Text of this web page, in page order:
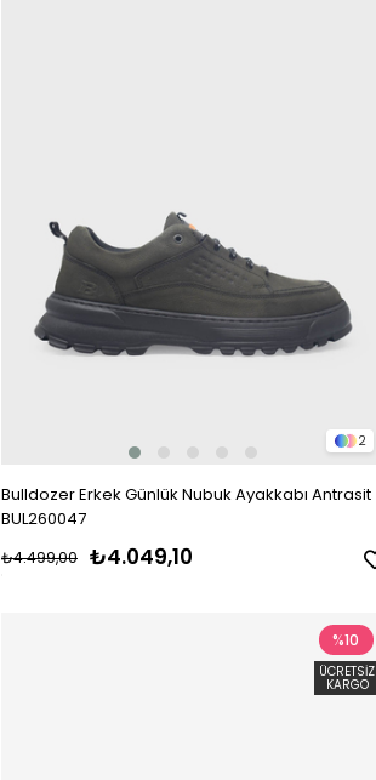
2
Bulldozer Erkek Günlük Nubuk Ayakkabı Antrasit
BUL260047
₺4.049,10
₺4.499,00
%10
ÜCRETSIZ
KARGO